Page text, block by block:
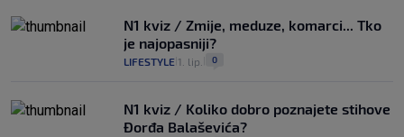
N1 kviz / Zmije, meduze, komarci... Tko
je najopasniji?
LIFESTYLE 1. lip. 0
N1 kviz / Koliko dobro poznajete stihove
Đorđa Balaševića?